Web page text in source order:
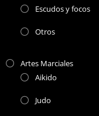
Escudos y focos
Otros
Artes Marciales
Aikido
Judo